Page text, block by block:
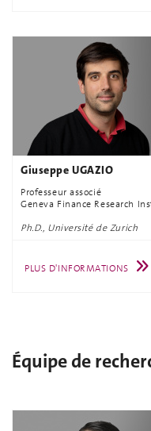
Giuseppe UGAZIO
Professeur associé
Geneva Finance Research
Ph.D., Université de Zurich
PLUS D'INFORMATIONS
Équipe de